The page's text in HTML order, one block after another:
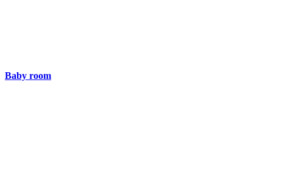
Baby room